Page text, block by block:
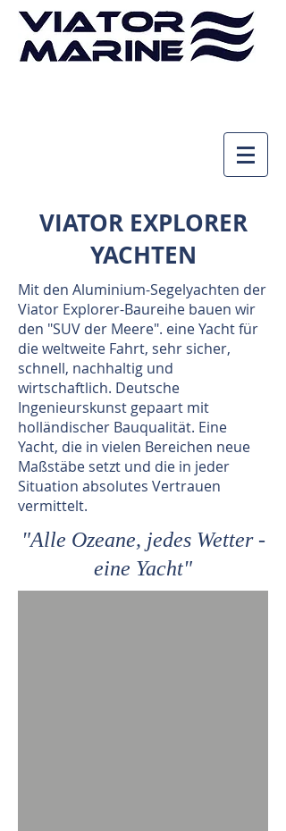
VIATOR EXPLORER
YACHTEN
Mit den Aluminium-Segelyachten der
Viator Explorer-Baureihe bauen wir
den "SUV der Meere". eine Yacht für
die weltweite Fahrt, sehr sicher,
schnell, nachhaltig und
wirtschaftlich. Deutsche
Ingenieurskunst gepaart mit
holländischer Bauqualität. Eine
Yacht, die in vielen Bereichen neue
Maßstäbe setzt und die in jeder
Situation absolutes Vertrauen
vermittelt.
"Alle Ozeane, jedes Wetter -
eine Yacht"